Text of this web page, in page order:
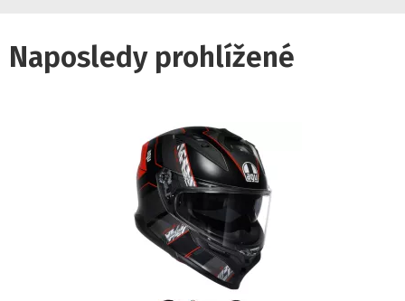
Naposledy prohlížené